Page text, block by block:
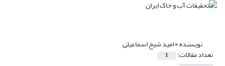
نویسنده =امید شیخ اسماعیلی
تعداد مقالات: 1